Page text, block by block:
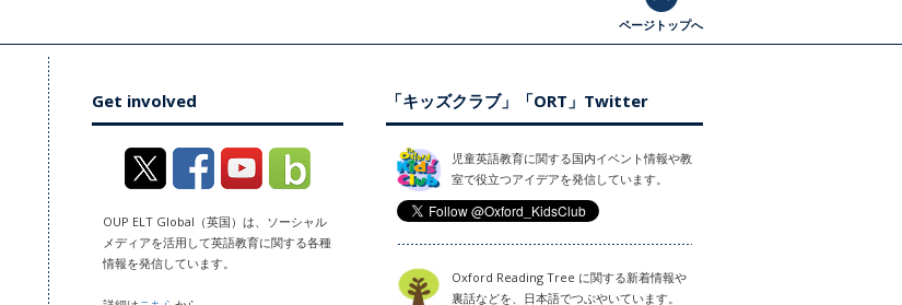
ページトップへ
Get involved
OUP ELT Global（英国）は、ソーシャル
メディアを活用して英語教育に関する各種
情報を発信しています。
「キッズクラブ」「ORT」Twitter
児童英語教育に関する国内イベント情報や教
室で役立つアイデアを発信しています。
Oxford Reading Tree に関する新着情報や
裏話などを、日本語でつぶやいています。